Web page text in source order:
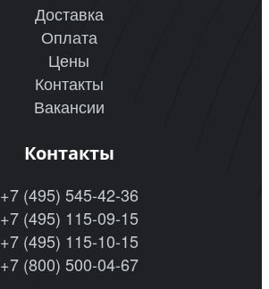
Доставка
Оплата
Цены
Контакты
Вакансии
Контакты
+7 (495) 545-42-36
+7 (495) 115-09-15
+7 (495) 115-10-15
+7 (800) 500-04-67